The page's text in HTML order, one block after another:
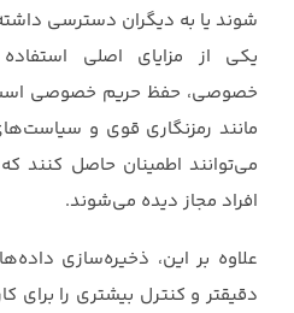
شوند یا به دیگران دسترسی
یکی از مزایای اصلی
خصوصی، حفظ حریم خصوصی
مانند رمزنگاری قوی و
می‌توانند اطمینان حاصل کنند
افراد مجاز دیده می‌شوند. ‏
علاوه بر این، ذخیره‌سازی
دقیقتر و کنترل بیشتری را برای